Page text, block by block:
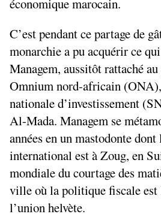
économique marocain.
C’est pendant ce partage de
monarchie a pu acquérir ce
Managem, aussitôt rattaché
Omnium nord-africain (ONA
nationale d’investissement (
Al-Mada. Managem se
années en un mastodonte dont
international est à Zoug, en
mondiale du courtage des
ville où la politique fiscale est
l’union helvète.